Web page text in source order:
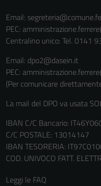
Email:
PEC:
Centralino unico: Tel. 0141
Email: dpo2@dasein.it
PEC:
(Per comunicare
La mail del DPO va usata
IBAN C/C Bancario:
C/C POSTALE: 13014147
IBAN TESORERIA:
COD. UNIVOCO FATT.
Leggi le FAQ